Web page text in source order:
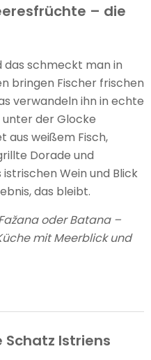
– die
das schmeckt man in
bringen Fischer frischen
verwandeln ihn in echte
unter der Glocke
aus weißem Fisch,
Dorade und
Wein und Blick
das bleibt.
oder Batana –
mit Meerblick und
Istriens